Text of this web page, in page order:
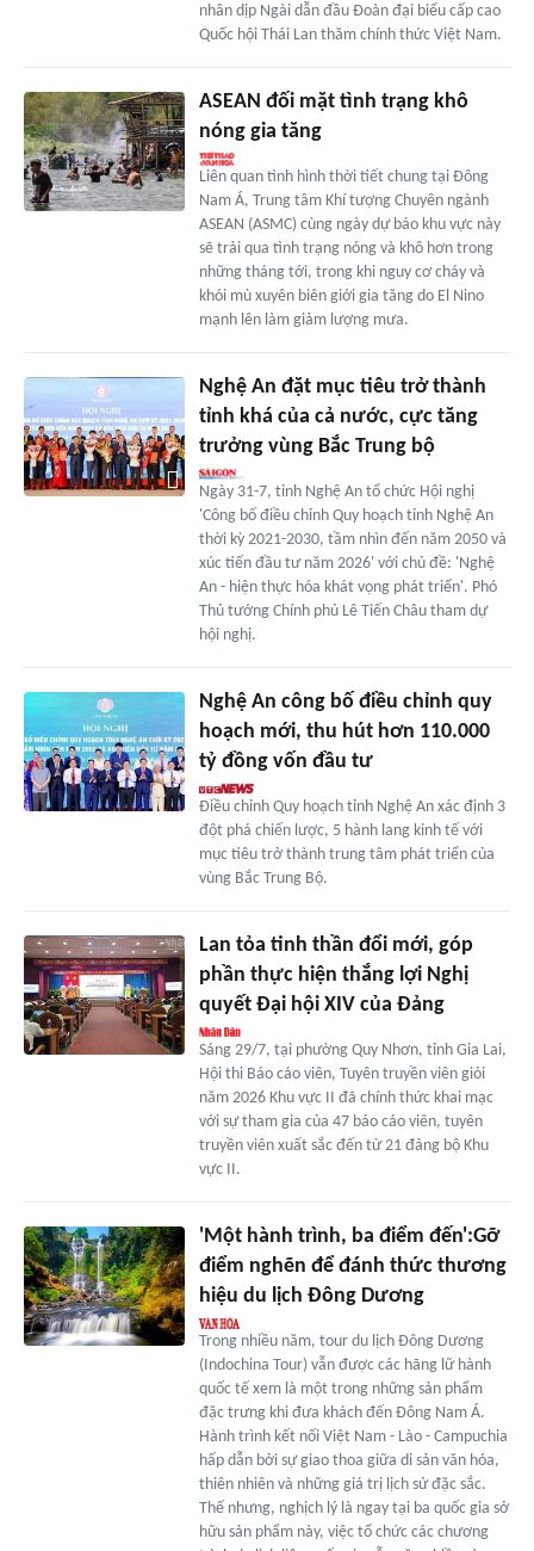
nhân dịp Ngài dẫn đầu Đoàn đại biểu cấp cao
Quốc hội Thái Lan thăm chính thức Việt Nam.
ASEAN đối mặt tình trạng khô
nóng gia tăng
Liên quan tình hình thời tiết chung tại Đông
Nam Á, Trung tâm Khí tượng Chuyên ngành
ASEAN (ASMC) cùng ngày dự báo khu vực này
sẽ trải qua tình trạng nóng và khô hơn trong
những tháng tới, trong khi nguy cơ cháy và
khói mù xuyên biên giới gia tăng do El Nino
mạnh lên làm giảm lượng mưa.
Nghệ An đặt mục tiêu trở thành
tỉnh khá của cả nước, cực tăng
trưởng vùng Bắc Trung bộ
Ngày 31-7, tỉnh Nghệ An tổ chức Hội nghị
'Công bố điều chỉnh Quy hoạch tỉnh Nghệ An
thời kỳ 2021-2030, tầm nhìn đến năm 2050 và
xúc tiến đầu tư năm 2026' với chủ đề: 'Nghệ
An - hiện thực hóa khát vọng phát triển'. Phó
Thủ tướng Chính phủ Lê Tiến Châu tham dự
hội nghị.
Nghệ An công bố điều chỉnh quy
hoạch mới, thu hút hơn 110.000
tỷ đồng vốn đầu tư
Điều chỉnh Quy hoạch tỉnh Nghệ An xác định 3
đột phá chiến lược, 5 hành lang kinh tế với
mục tiêu trở thành trung tâm phát triển của
vùng Bắc Trung Bộ.
Lan tỏa tinh thần đổi mới, góp
phần thực hiện thắng lợi Nghị
quyết Đại hội XIV của Đảng
Sáng 29/7, tại phường Quy Nhơn, tỉnh Gia Lai,
Hội thi Báo cáo viên, Tuyên truyền viên giỏi
năm 2026 Khu vực II đã chính thức khai mạc
với sự tham gia của 47 báo cáo viên, tuyên
truyền viên xuất sắc đến từ 21 đảng bộ Khu
vực II.
'Một hành trình, ba điểm đến':Gỡ
điểm nghẽn để đánh thức thương
hiệu du lịch Đông Dương
Trong nhiều năm, tour du lịch Đông Dương
(Indochina Tour) vẫn được các hãng lữ hành
quốc tế xem là một trong những sản phẩm
đặc trưng khi đưa khách đến Đông Nam Á.
Hành trình kết nối Việt Nam - Lào - Campuchia
hấp dẫn bởi sự giao thoa giữa di sản văn hóa,
thiên nhiên và những giá trị lịch sử đặc sắc.
Thế nhưng, nghịch lý là ngay tại ba quốc gia sở
hữu sản phẩm này, việc tổ chức các chương